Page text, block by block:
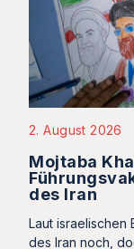
2. August 2026
Mojtaba
des Iran
Laut israelischen
des Iran noch,